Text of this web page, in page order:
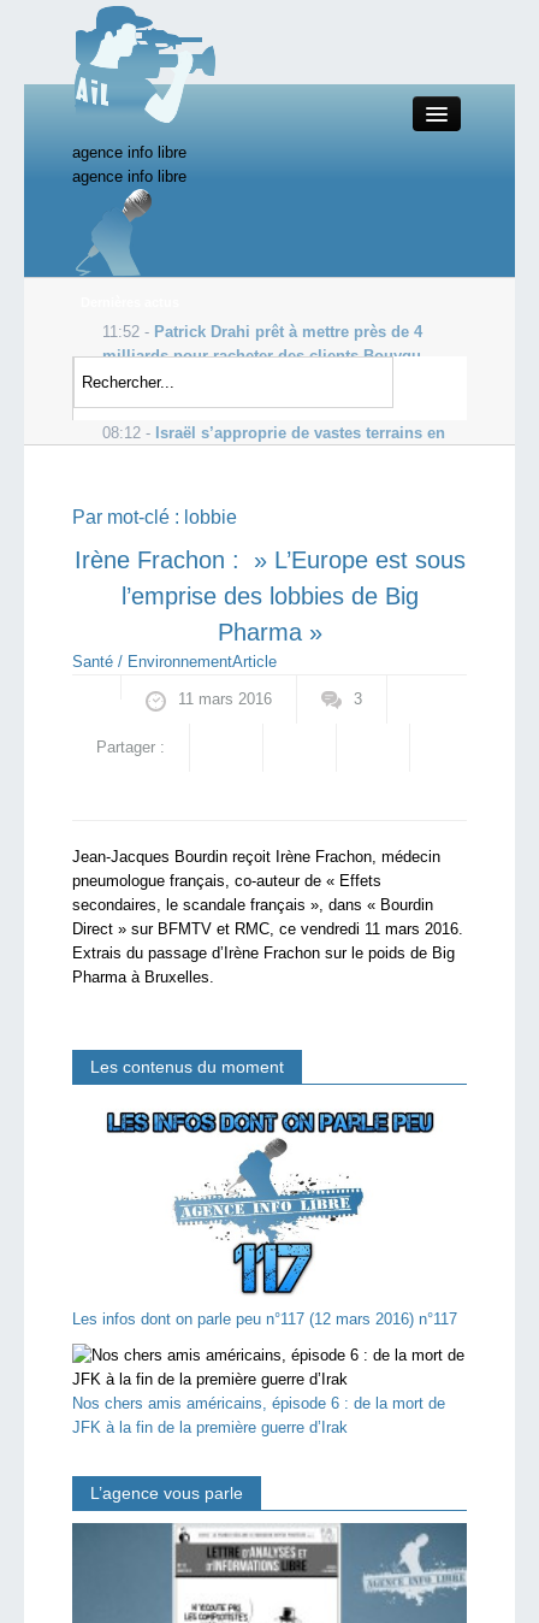
agence info libre
Close
Productions AIL
Starting Doc
agence info libre
11:52 - Patrick Drahi prêt à mettre près de 4
milliards pour racheter des clients Bouygu...
10:46 -Un groupe radical kurde proche du PKK
revendique l’attentat d’Ankara
08:12 - Israël s’approprie de vastes terrains en
Par mot-clé : lobbie
Irène Frachon : » L’Europe est sous
l’emprise des lobbies de Big
Pharma »
Santé / EnvironnementArticle
11 mars 2016 3
Partager :
Jean-Jacques Bourdin reçoit Irène Frachon, médecin
pneumologue français, co-auteur de « Effets
secondaires, le scandale français », dans « Bourdin
Direct » sur BFMTV et RMC, ce vendredi 11 mars 2016.
Extrais du passage d’Irène Frachon sur le poids de Big
Pharma à Bruxelles.
Les contenus du moment
Les infos dont on parle peu n°117 (12 mars 2016) n°117
Nos chers amis américains, épisode 6 : de la mort de
JFK à la fin de la première guerre d’Irak
L’agence vous parle